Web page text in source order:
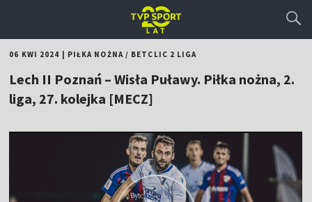
06 KWI 2024 PIŁKA NOŻNA/ BETCLIC 2 LIGA
Lech II Poznań – Wisła Puławy. Piłka nożna, 2.
liga, 27. kolejka [MECZ]